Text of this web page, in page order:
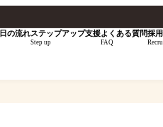
の流れステップアップ支援
Step up
よくある質問
FAQ
採